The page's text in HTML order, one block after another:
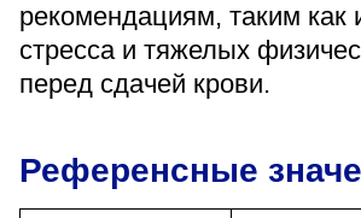
рекомендациям, таким как
стресса и тяжелых
перед сдачей крови.
Референсные